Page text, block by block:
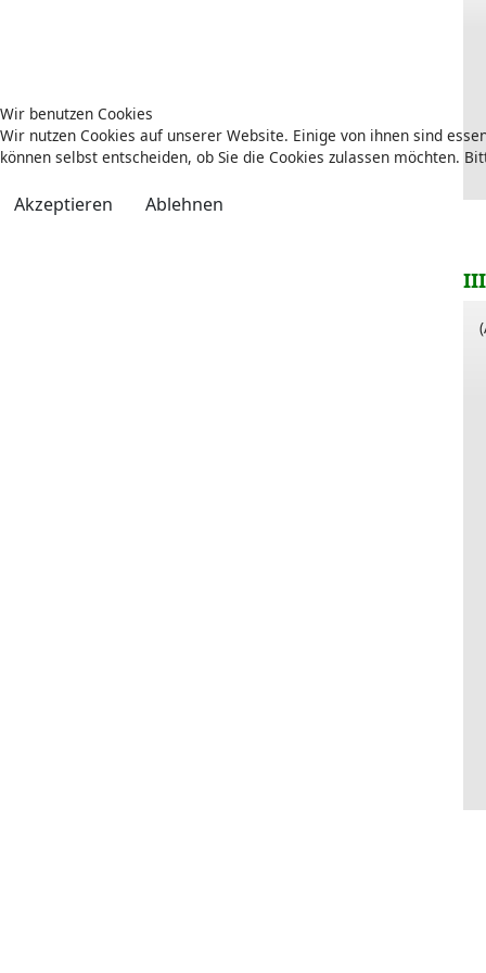
Wir benutzen Cookies
Wir nutzen Cookies auf unserer Website. Einige von ihnen sind
können selbst entscheiden, ob Sie die Cookies zulassen möchten.
Akzeptieren Ablehnen